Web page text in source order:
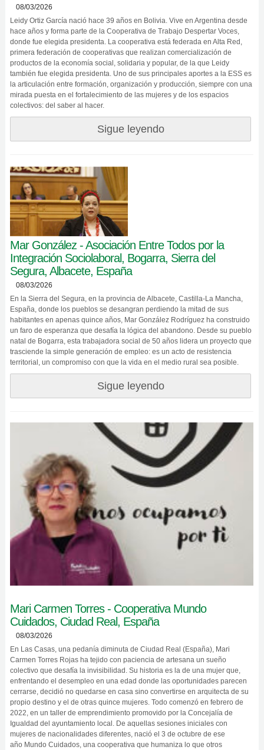
08/03/2026
Leidy Ortiz García nació hace 39 años en Bolivia. Vive en Argentina desde
hace años y forma parte de la Cooperativa de Trabajo Despertar Voces,
donde fue elegida presidenta. La cooperativa está federada en Alta Red,
primera federación de cooperativas que realizan comercialización de
productos de la economía social, solidaria y popular, de la que Leidy
también fue elegida presidenta. Uno de sus principales aportes a la ESS es
la articulación entre formación, organización y producción, siempre con una
mirada puesta en el fortalecimiento de las mujeres y de los espacios
colectivos: del saber al hacer.
Sigue leyendo
Mar González - Asociación Entre Todos por la
Integración Sociolaboral, Bogarra, Sierra del
Segura, Albacete, España
08/03/2026
En la Sierra del Segura, en la provincia de Albacete, Castilla-La Mancha,
España, donde los pueblos se desangran perdiendo la mitad de sus
habitantes en apenas quince años, Mar González Rodríguez ha construido
un faro de esperanza que desafía la lógica del abandono. Desde su pueblo
natal de Bogarra, esta trabajadora social de 50 años lidera un proyecto que
trasciende la simple generación de empleo: es un acto de resistencia
territorial, un compromiso con que la vida en el medio rural sea posible.
Sigue leyendo
Mari Carmen Torres - Cooperativa Mundo
Cuidados, Ciudad Real, España
08/03/2026
En Las Casas, una pedanía diminuta de Ciudad Real (España), Mari
Carmen Torres Rojas ha tejido con paciencia de artesana un sueño
colectivo que desafía la invisibilidad. Su historia es la de una mujer que,
enfrentando el desempleo en una edad donde las oportunidades parecen
cerrarse, decidió no quedarse en casa sino convertirse en arquitecta de su
propio destino y el de otras quince mujeres. Todo comenzó en febrero de
2022, en un taller de emprendimiento promovido por la Concejalía de
Igualdad del ayuntamiento local. De aquellas sesiones iniciales con
mujeres de nacionalidades diferentes, nació el 3 de octubre de ese
año Mundo Cuidados, una cooperativa que humaniza lo que otros